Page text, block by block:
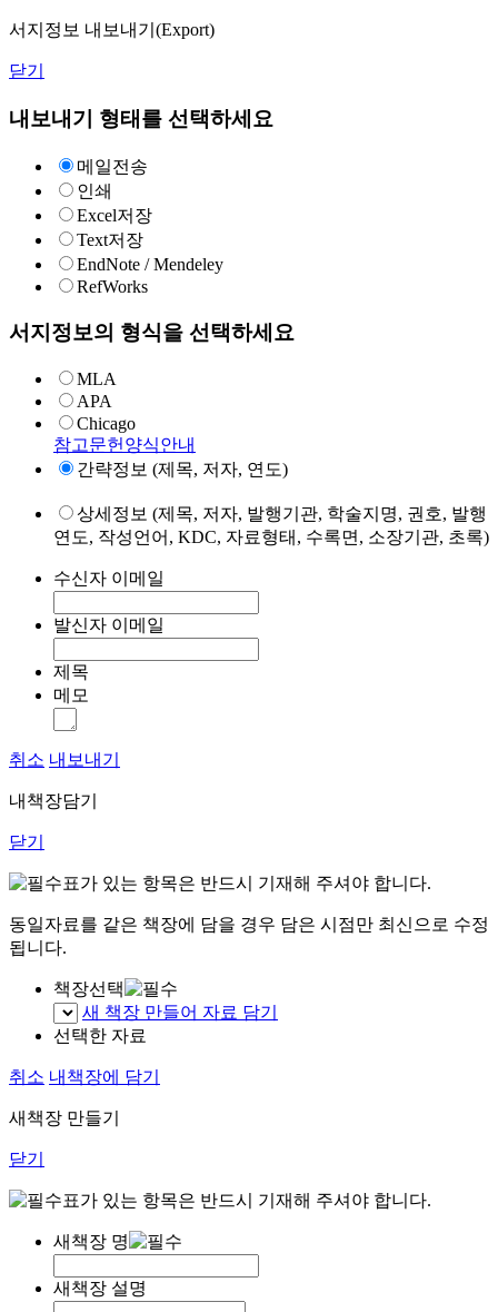
서지정보 내보내기(Export)
닫기
내보내기 형태를 선택하세요
메일전송
인쇄
Excel저장
Text저장
EndNote / Mendeley
RefWorks
서지정보의 형식을 선택하세요
MLA
APA
Chicago
참고문헌양식안내
간략정보 (제목, 저자, 연도)
상세정보 (제목, 저자, 발행기관, 학술지명, 권호, 발행
연도, 작성언어, KDC, 자료형태, 수록면, 소장기관, 초록)
수신자 이메일
발신자 이메일
제목
메모
취소 내보내기
내책장담기
닫기
표가 있는 항목은 반드시 기재해 주셔야 합니다.
동일자료를 같은 책장에 담을 경우 담은 시점만 최신으로 수정
됩니다.
책장선택
새 책장 만들어 자료 담기
선택한 자료
취소 내책장에 담기
새책장 만들기
닫기
표가 있는 항목은 반드시 기재해 주셔야 합니다.
새책장 명
새책장 설명